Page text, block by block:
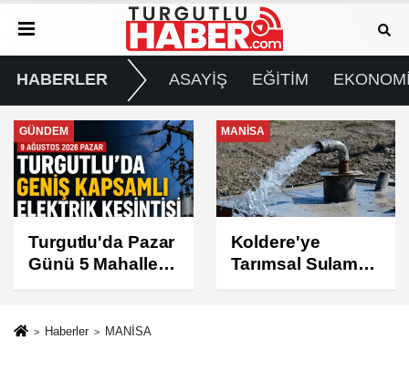
HABERLER ASAYİŞ EĞİTİM
MANİSA
Koldere'ye
Tarımsal Sulama
Desteği
GÜNDEM
Manisa'da 1.200
Kınalı Keklik
Doğaya Salındı
Haberler MANİSA